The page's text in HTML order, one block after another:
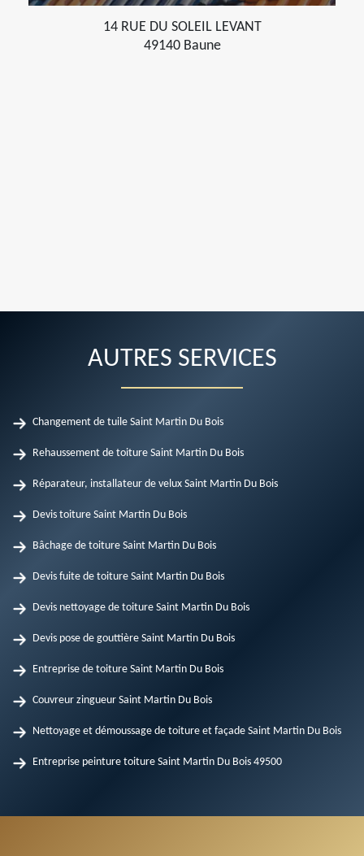
14 RUE DU SOLEIL LEVANT
49140 Baune
AUTRES SERVICES
Changement de tuile Saint Martin Du Bois
Rehaussement de toiture Saint Martin Du Bois
Réparateur, installateur de velux Saint Martin Du Bois
Devis toiture Saint Martin Du Bois
Bâchage de toiture Saint Martin Du Bois
Devis fuite de toiture Saint Martin Du Bois
Devis nettoyage de toiture Saint Martin Du Bois
Devis pose de gouttière Saint Martin Du Bois
Entreprise de toiture Saint Martin Du Bois
Couvreur zingueur Saint Martin Du Bois
Nettoyage et démoussage de toiture et façade Saint Martin Du Bois
Entreprise peinture toiture Saint Martin Du Bois 49500